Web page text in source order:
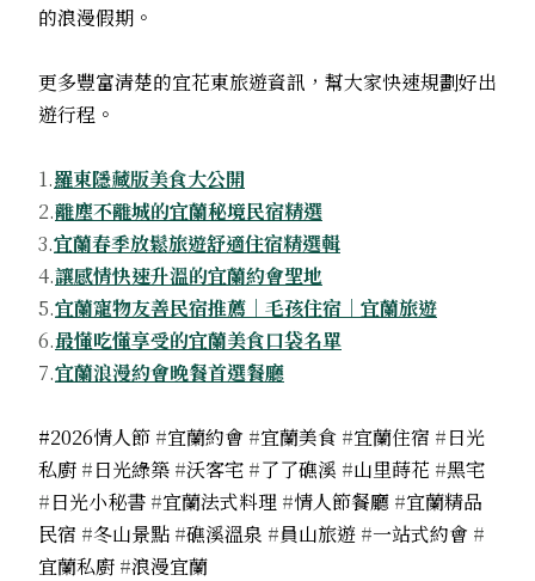
的浪漫假期。
更多豐富清楚的宜花東旅遊資訊，幫大家快速規劃好出
遊行程。
1.羅東隱藏版美食大公開
2.離塵不離城的宜蘭秘境民宿精選
3.宜蘭春季放鬆旅遊舒適住宿精選輯
4.讓感情快速升溫的宜蘭約會聖地
5.宜蘭寵物友善民宿推薦｜毛孩住宿｜宜蘭旅遊
6.最懂吃懂享受的宜蘭美食口袋名單
7.宜蘭浪漫約會晚餐首選餐廳
#2026情人節 #宜蘭約會 #宜蘭美食 #宜蘭住宿 #日光
私廚 #日光綠築 #沃客宅 #了了礁溪 #山里蒔花 #黑宅
#日光小秘書 #宜蘭法式料理 #情人節餐廳 #宜蘭精品
民宿 #冬山景點 #礁溪溫泉 #員山旅遊 #一站式約會 #
宜蘭私廚 #浪漫宜蘭